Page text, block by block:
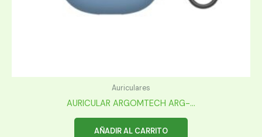
Auriculares
AURICULAR ARGOMTECH ARG-...
AÑADIR AL CARRITO